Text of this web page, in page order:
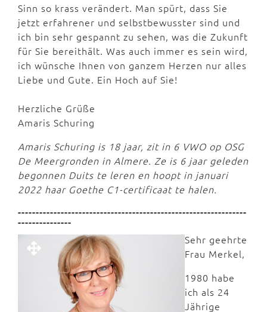
Sinn so krass verändert. Man spürt, dass Sie
jetzt erfahrener und selbstbewusster sind und
ich bin sehr gespannt zu sehen, was die Zukunft
für Sie bereithält. Was auch immer es sein wird,
ich wünsche Ihnen von ganzem Herzen nur alles
Liebe und Gute. Ein Hoch auf Sie!
Herzliche Grüße
Amaris Schuring
Amaris Schuring is 18 jaar, zit in 6 VWO op OSG
De Meergronden in Almere. Ze is 6 jaar geleden
begonnen Duits te leren en hoopt in januari
2022 haar Goethe C1-certificaat te halen.
----------------------------------------------------------------
---------------
Sehr geehrte
Frau Merkel,
1980 habe
ich als 24
Jährige